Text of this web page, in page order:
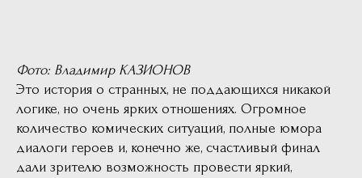
Фото: Владимир КАЗИОНОВ
Это история о странных, не поддающихся никакой
логике, но очень ярких отношениях. Огромное
количество комических ситуаций, полные юмора
диалоги героев и, конечно же, счастливый финал
дали зрителю возможность провести яркий,